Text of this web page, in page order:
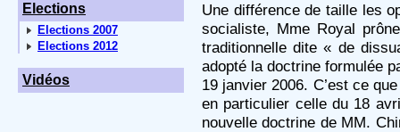
Elections
Elections 2007
Elections 2012
Vidéos
Une différence de taille les
socialiste, Mme Royal
traditionnelle dite « de
adopté la doctrine formulée
19 janvier 2006. C’est ce
en particulier celle du 18
nouvelle doctrine de MM.